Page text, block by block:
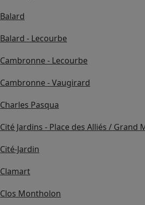
Balard
Balard - Lecourbe
Cambronne - Lecourbe
Cambronne - Vaugirard
Charles Pasqua
Cité Jardins - Place des Alliés / Grand
Cité-Jardin
Clamart
Clos Montholon